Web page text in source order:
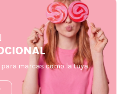
marcas como la tuya.